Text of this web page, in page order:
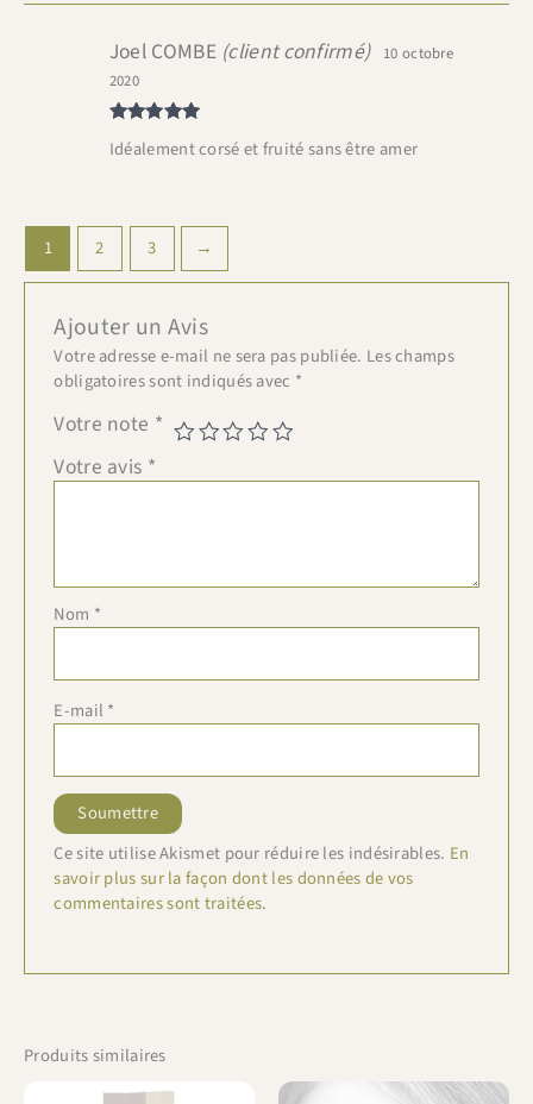
5
Joel COMBE (client confirmé)
10 octobre
2020
Idéalement corsé et fruité sans être amer
1 2 3 →
Ajouter un Avis
Votre adresse e-mail ne sera pas publiée. Les champs
obligatoires sont indiqués avec *
Votre note *
Votre avis *
Nom *
E-mail *
Ce site utilise Akismet pour réduire les indésirables. En
savoir plus sur la façon dont les données de vos
commentaires sont traitées.
Produits similaires